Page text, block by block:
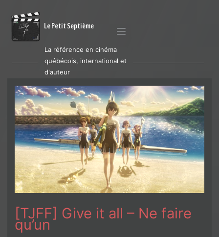
Le Petit Septième
La référence en cinéma
québécois, international et
d'auteur
[TJFF] Give it all – Ne faire
qu’un